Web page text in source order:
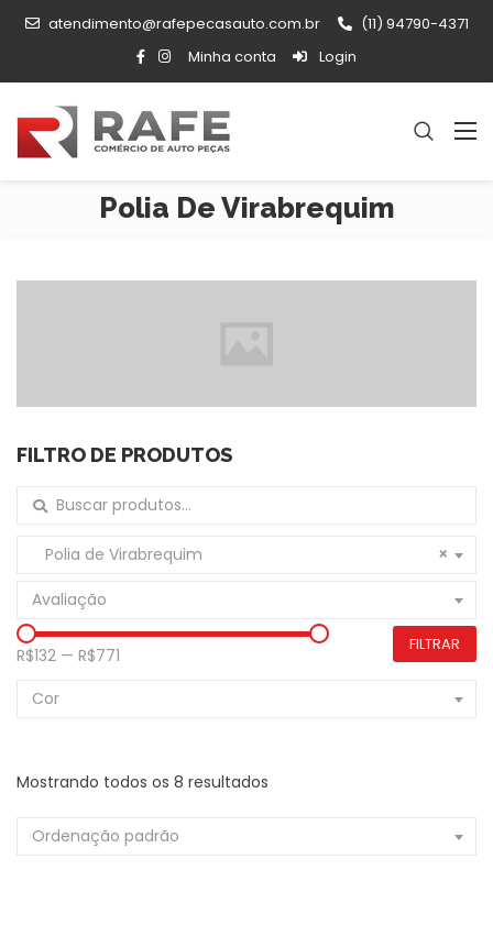
atendimento@rafepecasauto.com.br
(11) 94790-4371
Minha conta
Login
Polia De Virabrequim
FILTRO DE PRODUTOS
Buscar por:
×
Polia de Virabrequim
Avaliação
R$132 — R$771
FILTRAR
Cor
Mostrando todos os 8 resultados
Ordenação padrão